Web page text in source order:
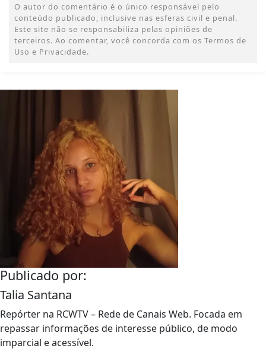
O autor do comentário é o único responsável pelo
conteúdo publicado, inclusive nas esferas civil e penal.
Este site não se responsabiliza pelas opiniões de
terceiros. Ao comentar, você concorda com os Termos de
Uso e Privacidade.
Publicado por:
Talia Santana
Repórter na RCWTV – Rede de Canais Web. Focada em
repassar informações de interesse público, de modo
imparcial e acessível.